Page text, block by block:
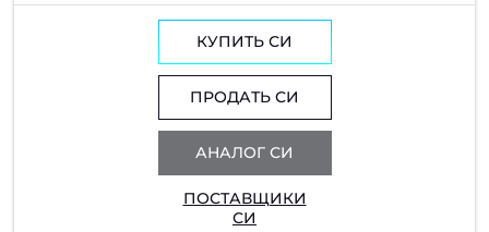
КУПИТЬ СИ
ПРОДАТЬ СИ
АНАЛОГ СИ
ПОСТАВЩИКИ
СИ